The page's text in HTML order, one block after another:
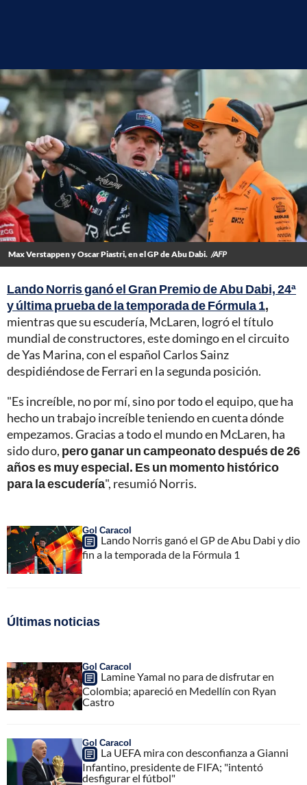
Max Verstappen y Oscar Piastri, en el GP de Abu Dabi. /AFP
Lando Norris ganó el Gran Premio de Abu Dabi, 24ª
y última prueba de la temporada de Fórmula 1,
mientras que su escudería, McLaren, logró el título
mundial de constructores, este domingo en el circuito
de Yas Marina, con el español Carlos Sainz
despidiéndose de Ferrari en la segunda posición.
"Es increíble, no por mí, sino por todo el equipo, que ha
hecho un trabajo increíble teniendo en cuenta dónde
empezamos. Gracias a todo el mundo en McLaren, ha
sido duro, pero ganar un campeonato después de 26
años es muy especial. Es un momento histórico
para la escudería", resumió Norris.
Gol Caracol
Lando Norris ganó el GP de Abu Dabi y dio
fin a la temporada de la Fórmula 1
Últimas noticias
Gol Caracol
Lamine Yamal no para de disfrutar en
Colombia; apareció en Medellín con Ryan
Castro
Gol Caracol
La UEFA mira con desconfianza a Gianni
Infantino, presidente de FIFA; "intentó
desfigurar el fútbol"